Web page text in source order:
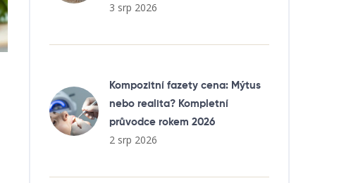
3 srp 2026
Kompozitní fazety cena: Mýtus
nebo realita? Kompletní
průvodce rokem 2026
2 srp 2026